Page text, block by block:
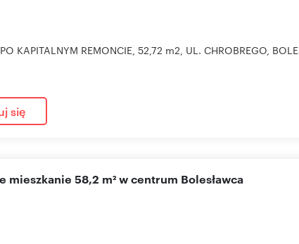
KAPITALNYM REMONCIE, 52,72 m2, UL. CHROBREGO,
się
mieszkanie 58,2 m² w centrum Bolesławca